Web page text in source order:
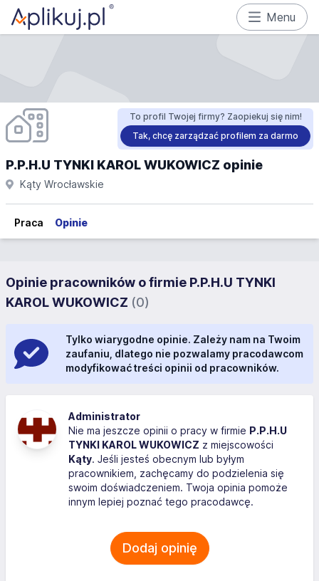
Menu
To profil Twojej firmy? Zaopiekuj się nim!
Tak, chcę zarządzać profilem za darmo
P.P.H.U TYNKI KAROL WUKOWICZ opinie
Kąty Wrocławskie
Praca Opinie
Opinie pracowników o firmie P.P.H.U TYNKI
KAROL WUKOWICZ (0)
Tylko wiarygodne opinie. Zależy nam na Twoim
zaufaniu, dlatego nie pozwalamy pracodawcom
modyfikować treści opinii od pracowników.
Administrator
Nie ma jeszcze opinii o pracy w firmie P.P.H.U
TYNKI KAROL WUKOWICZ z miejscowości
Kąty. Jeśli jesteś obecnym lub byłym
pracownikiem, zachęcamy do podzielenia się
swoim doświadczeniem. Twoja opinia pomoże
innym lepiej poznać tego pracodawcę.
Dodaj opinię